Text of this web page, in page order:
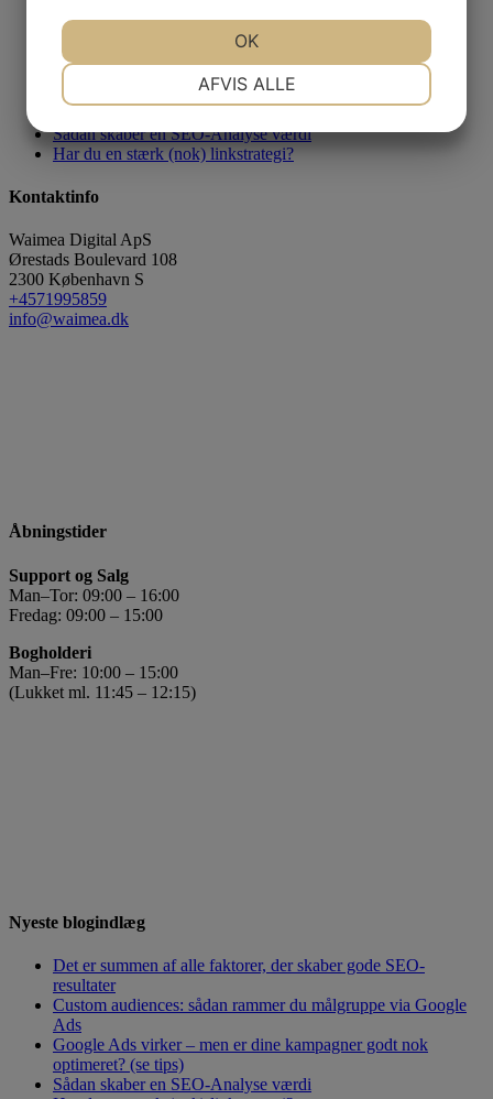
resultater
Custom audiences: sådan rammer du målgruppe via Google
Ads
Google Ads virker – men er dine kampagner godt nok
Sådan skaber en SEO-Analyse værdi
Har du en stærk (nok) linkstrategi?
Kontaktinfo
Waimea Digital ApS
Ørestads Boulevard 108
2300 København S
+4571995859
info@waimea.dk
Åbningstider
Support og Salg
Man–Tor: 09:00 – 16:00
Fredag: 09:00 – 15:00
Bogholderi
Man–Fre: 10:00 – 15:00
(Lukket ml. 11:45 – 12:15)
Nyeste blogindlæg
Det er summen af alle faktorer, der skaber gode SEO-
resultater
Custom audiences: sådan rammer du målgruppe via Google
Ads
Google Ads virker – men er dine kampagner godt nok
optimeret? (se tips)
Sådan skaber en SEO-Analyse værdi
MARKETING
AFVIS ALLE
OK